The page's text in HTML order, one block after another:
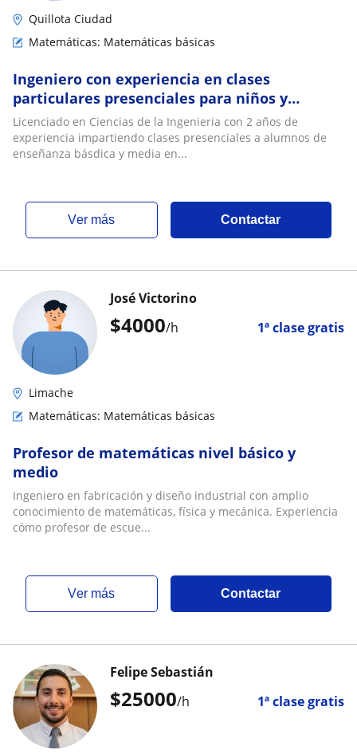
Quillota Ciudad
Matemáticas: Matemáticas básicas
Ingeniero con experiencia en clases
particulares presenciales para niños y
adolescentes de 1° básico a 4° medio
Licenciado en Ciencias de la Ingenieria con 2 años de
experiencia impartiendo clases presenciales a alumnos de
enseñanza básdica y media en...
ver más Contactar
$4000/h 1ª clase gratis
José Victorino
Limache
Matemáticas: Matemáticas básicas
Profesor de matemáticas nivel básico y
medio
Ingeniero en fabricación y diseño industrial con amplio
conocimiento de matemáticas, física y mecánica. Experiencia
cómo profesor de escue...
ver más Contactar
$25000/h 1ª clase gratis
Felipe Sebastián